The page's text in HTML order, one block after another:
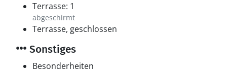
Terrasse: 1
abgeschirmt
Terrasse, geschlossen
Sonstiges
Besonderheiten